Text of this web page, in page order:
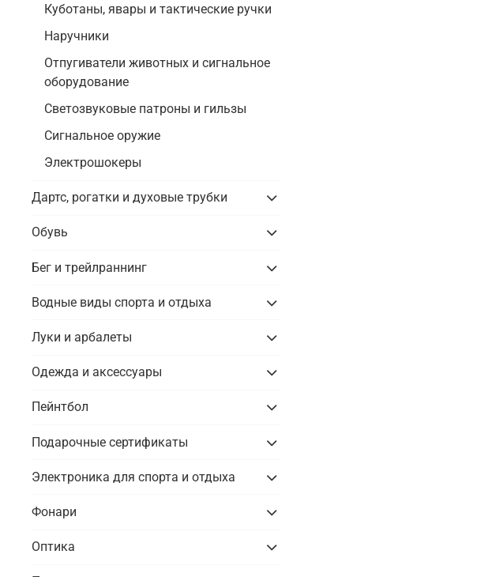
Куботаны, явары и тактические ручки
Наручники
Отпугиватели животных и сигнальное
оборудование
Светозвуковые патроны и гильзы
Сигнальное оружие
Электрошокеры
Дартс, рогатки и духовые трубки
Обувь
Бег и трейлраннинг
Водные виды спорта и отдыха
Луки и арбалеты
Одежда и аксессуары
Пейнтбол
Подарочные сертификаты
Электроника для спорта и отдыха
Фонари
Оптика